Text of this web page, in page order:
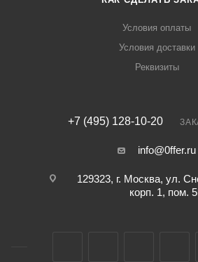
Условия оплаты
Условия доставки
Реквизиты
+7 (495) 128-10-20
info@0ffer.ru
129323, г. Москва, ул.
корп. 1, пом.